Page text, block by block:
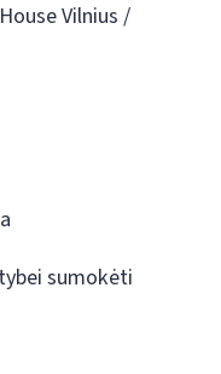
Vilnius /
sumokėti